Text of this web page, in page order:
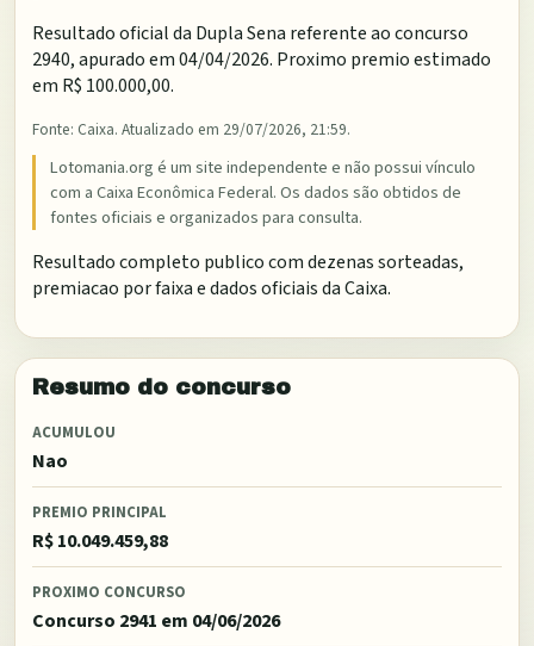
Resultado oficial da Dupla Sena referente ao concurso
2940, apurado em04/04/2026. Proximo premio estimado
em R$ 100.000,00.
Fonte: Caixa. Atualizado em 29/07/2026, 21:59.
Lotomania.org é um site independente e não possui vínculo
com a Caixa Econômica Federal. Os dados são obtidos de
fontes oficiais e organizados para consulta.
Resultado completo publico com dezenas sorteadas,
premiacao por faixa e dados oficiais da Caixa.
Resumo do concurso
ACUMULOU
Nao
PREMIO PRINCIPAL
R$ 10.049.459,88
PROXIMO CONCURSO
Concurso 2941 em 04/06/2026